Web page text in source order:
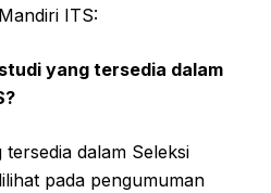
ITS:
yang tersedia dalam
dalam Seleksi
pada pengumuman